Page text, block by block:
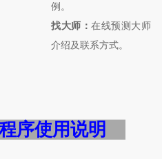
例。
找大师：在线预测大师
介绍及联系方式。
序使用说明